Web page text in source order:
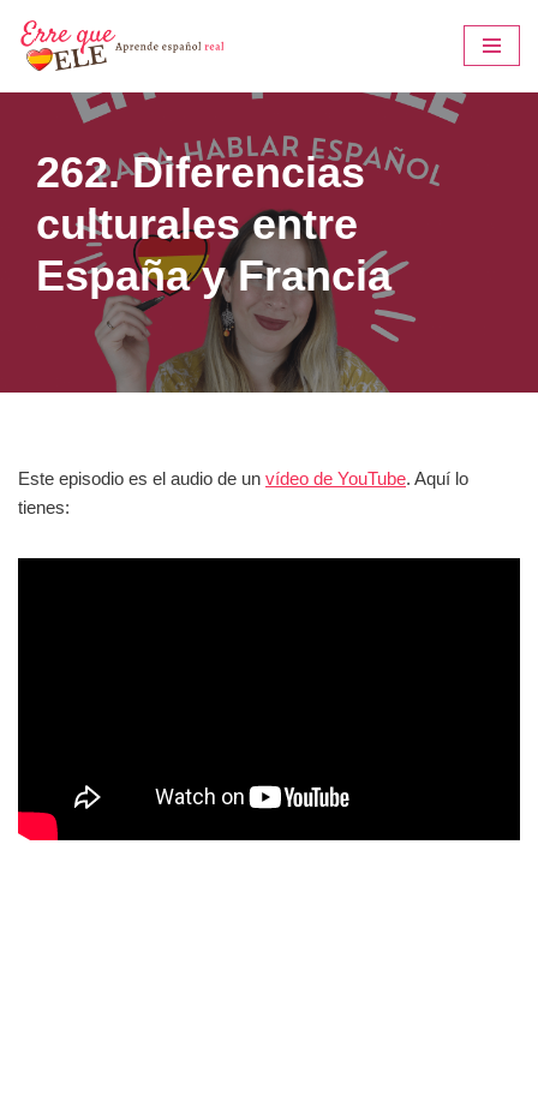
Saltar
al
contenido
262. Diferencias
culturales entre
España y Francia
Este episodio es el audio de un vídeo de YouTube. Aquí lo
tienes: